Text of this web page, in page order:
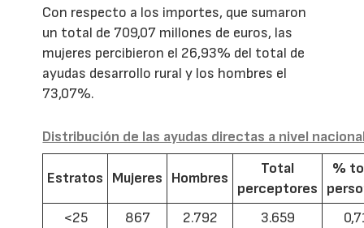
Con respecto a los importes, que sumaron
un total de 709,07 millones de euros, las
mujeres percibieron el 26,93% del total de
ayudas desarrollo rural y los hombres el
73,07%.
Distribución de las ayudas directas a nivel
Estratos Mujeres Hombres
Total
perceptores
%
<25
867 2.792 3.659